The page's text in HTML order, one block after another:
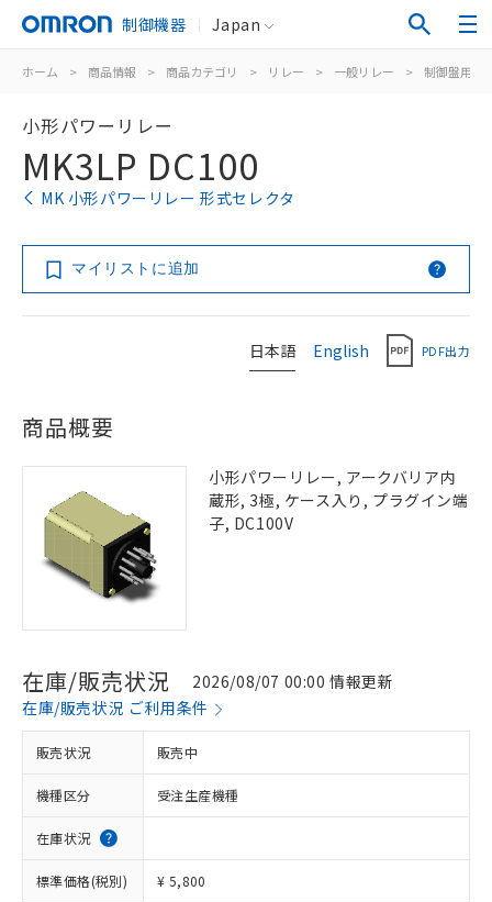
制御機器 Japan
ホーム > 商品情報 > 商品カテゴリ > リレー > 一般リレー > 制御盤用
小形パワーリレー
MK3LP DC100
MK 小形パワーリレー 形式セレクタ
マイリストに追加
日本語 English PDF出力
商品概要
小形パワーリレー, アークバリア内
蔵形, 3極, ケース入り, プラグイン端
子, DC100V
在庫/販売状況
2026/08/07 00:00 情報更新
在庫/販売状況 ご利用条件
販売状況 販売中
機種区分 受注生産機種
在庫状況
標準価格(税別) ¥ 5,800